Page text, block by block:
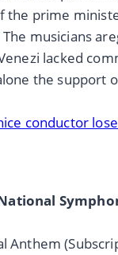
the prime
musicians
lacked
the support
conductor
Anthem